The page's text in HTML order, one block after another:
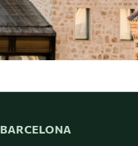
BARCELONA